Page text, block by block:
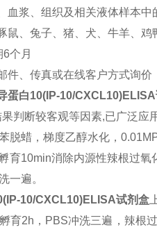
血浆、组织及相关液体样本中
鼠、兔子、猪、犬、牛羊、鸡
6个月
件、传真或在线客户方式询价
蛋白10(IP-10/CXCL10)ELISA
果判断较客观等因素,已广泛应
脱蜡，梯度乙醇水化，
育10min消除内源性辣根过氧
一遍。
10/CXCL10)ELISA试剂盒
育2h ， PBS冲洗三遍，辣根